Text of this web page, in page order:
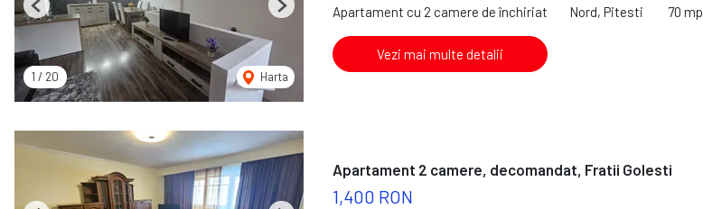
1 / 20 Harta
Previous Next Apartament cu 2 camere de închiriat Nord, Pitesti 70 mp
Vezi mai multe detalii
Apartament 2 camere, decomandat, Fratii Golesti
1,400 RON